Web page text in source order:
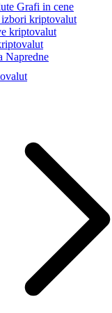
Grafi in cene
kriptovalut
kriptovalut
Napredne